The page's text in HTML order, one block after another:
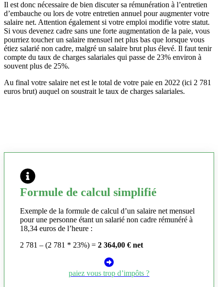
Il est donc nécessaire de bien discuter sa rémunération à l’entretien
d’embauche ou lors de votre entretien annuel pour augmenter votre
salaire net. Attention également si votre emploi modifie votre statut.
Si vous devenez cadre sans une forte augmentation de la paie, vous
pourriez toucher un salaire mensuel net plus bas que lorsque vous
étiez salarié non cadre, malgré un salaire brut plus élevé. Il faut tenir
compte du taux de charges salariales qui passe de 23% environ à
souvent plus de 25%.
Au final votre salaire net est le total de votre paie en 2022 (ici 2 781
euros brut) auquel on soustrait le taux de charges salariales.
Formule de calcul simplifié
Exemple de la formule de calcul d’un salaire net mensuel
pour une personne étant un salarié non cadre rémunéré à
18,34 euros de l’heure :
2 781 – (2 781 * 23%) = 2 364,00 € net
paiez vous trop d’impôts ?